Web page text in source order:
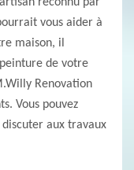
vous aider à
maison, il
de votre
Renovation
Vous pouvez
aux travaux